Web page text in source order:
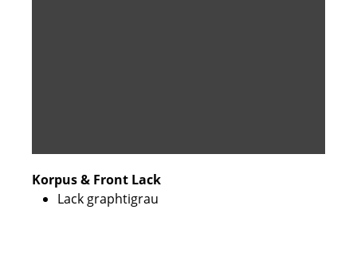
Korpus & Front Lack
Lack graphtigrau